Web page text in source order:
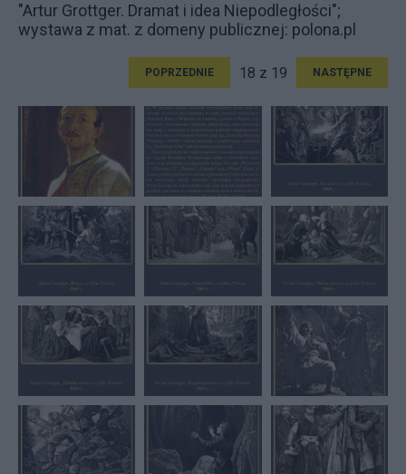
"Artur Grottger. Dramat i idea Niepodległości";
wystawa z mat. z domeny publicznej: polona.pl
POPRZEDNIE 18 z 19 NASTĘPNE